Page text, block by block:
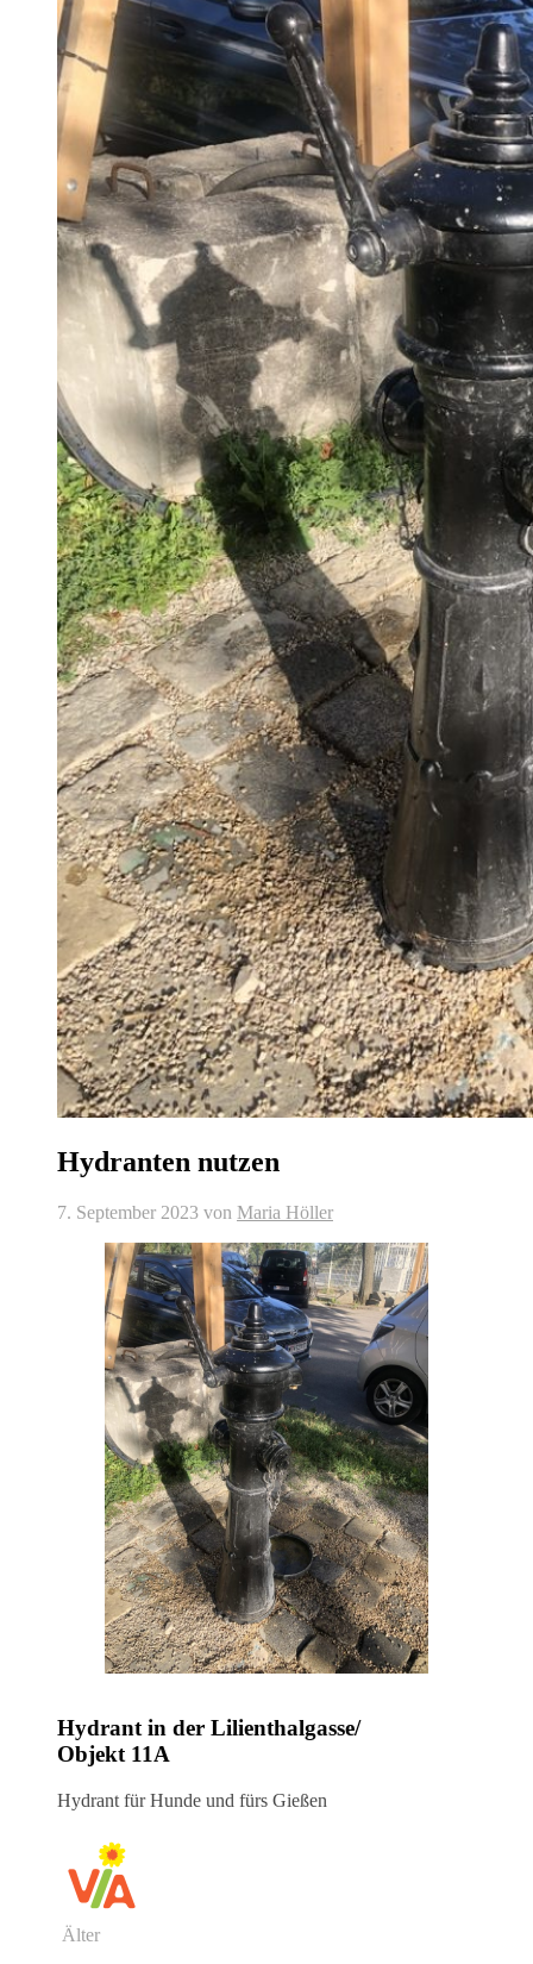
Hydranten nutzen
7. September 2023 von Maria Höller
Hydrant in der Lilienthalgasse/
Objekt 11A
Hydrant für Hunde und fürs Gießen
Älter